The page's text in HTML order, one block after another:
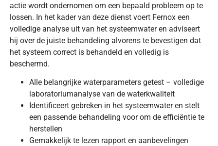
actie wordt ondernomen om een bepaald probleem op te
lossen. In het kader van deze dienst voert Fernox een
volledige analyse uit van het systeemwater en adviseert
hij over de juiste behandeling alvorens te bevestigen dat
het systeem correct is behandeld en volledig is
beschermd.
Alle belangrijke waterparameters getest – volledige
laboratoriumanalyse van de waterkwaliteit
Identificeert gebreken in het systeemwater en stelt
een passende behandeling voor om de efficiëntie te
herstellen
Gemakkelijk te lezen rapport en aanbevelingen